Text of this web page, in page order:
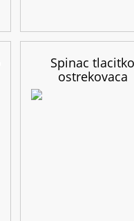
Spinac tlacitko
ostrekovaca